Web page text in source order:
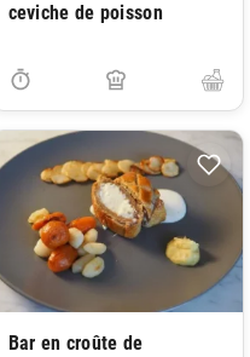
ceviche de poisson
Bar en croûte de